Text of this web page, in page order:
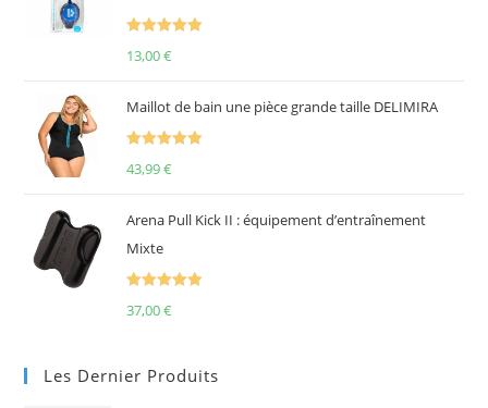
13,00€
Maillot de bain une pièce grande taille DELIMIRA
43,99€
Arena Pull Kick II : équipement d’entraînement
Mixte
37,00€
Les Dernier Produits